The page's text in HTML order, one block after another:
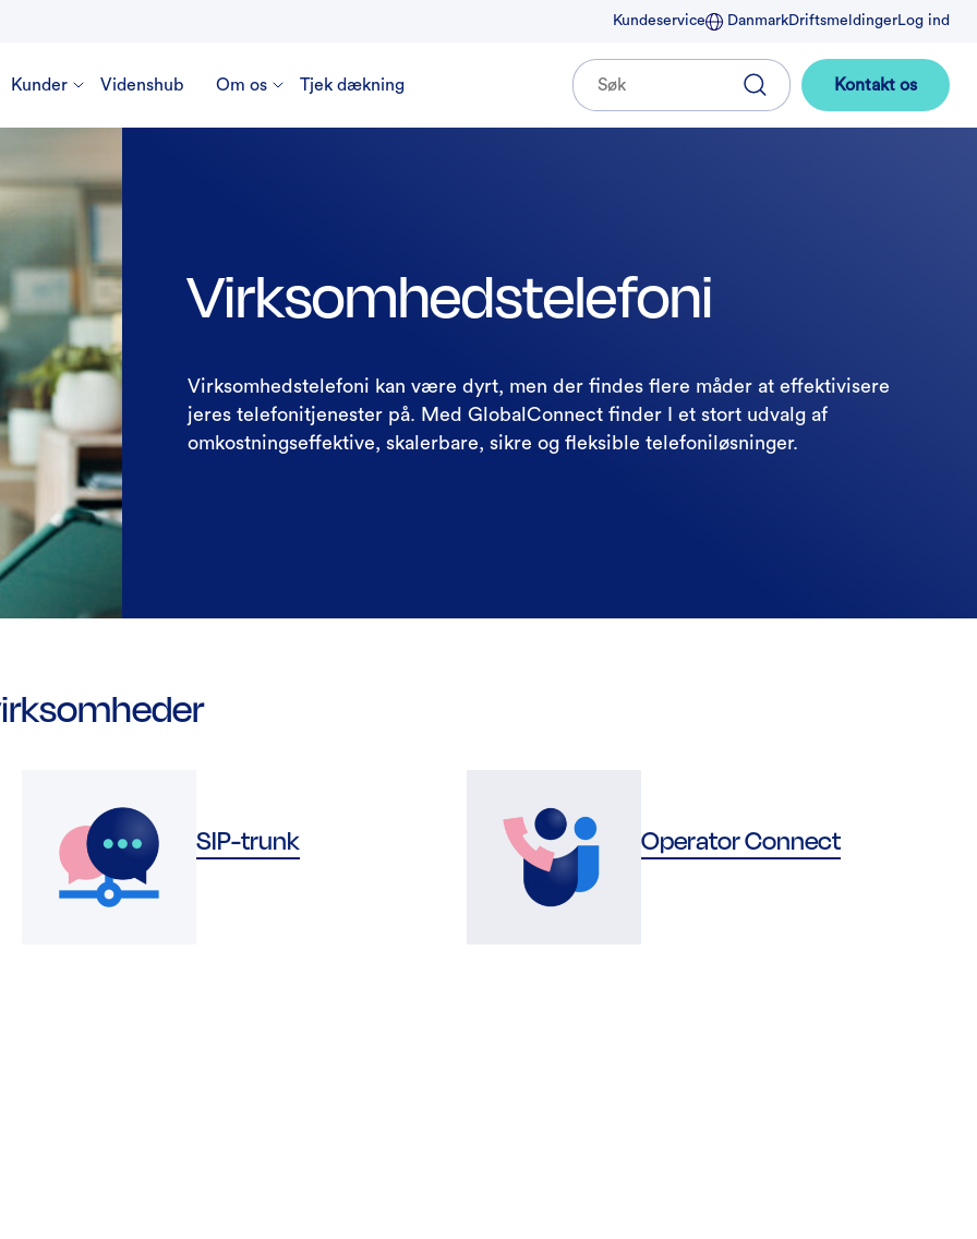
Kundeservice DanmarkDriftsmeldingerLog ind
Kunder Videnshub Om os Tjek dækning Kontakt os
Virksomhedstelefoni
Virksomhedstelefoni kan være dyrt, men der findes flere måder at effektivisere
jeres telefonitjenester på. Med GlobalConnect finder I et stort udvalg af
omkostningseffektive, skalerbare, sikre og fleksible telefoniløsninger.
SIP-trunk Operator Connect